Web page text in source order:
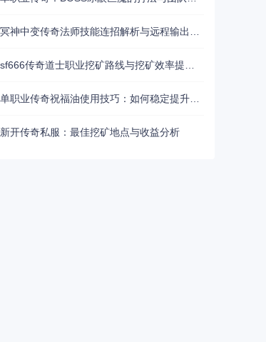
新开传奇私服：最佳挖矿地点与收益分析